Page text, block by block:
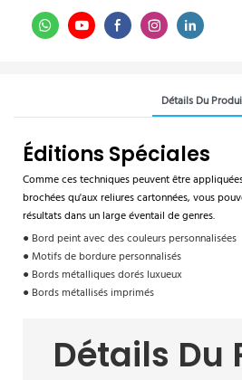
Détails Du
Éditions Spéciales
Comme ces techniques peuvent être
brochées qu'aux reliures cartonnées, vous
résultats dans un large éventail de genres.
● Bord peint avec des couleurs personnalisées
● Motifs de bordure personnalisés
● Bords métalliques dorés luxueux
● Bords métallisés imprimés
Détails Du